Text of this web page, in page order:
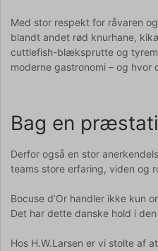
Med stor respekt for råvaren
blandt andet rød knurhane,
cuttlefish-blæksprutte og
moderne gastronomi – og hvor
Bag en
Derfor også en stor
teams store erfaring, viden og
Bocuse d’Or handler ikke kun
Det har dette danske hold i
Hos H.W.Larsen er vi stolte af